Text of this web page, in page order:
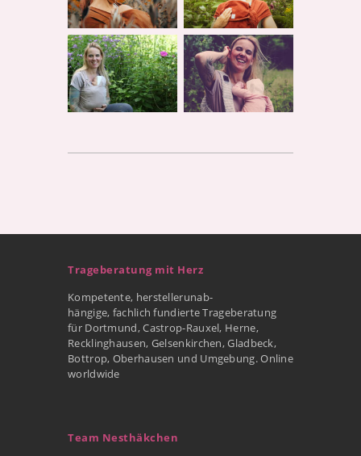
Trageberatung mit Herz
Kompetente, herstellerunab-
hängige, fachlich fundierte Trageberatung
für Dortmund, Castrop-Rauxel, Herne,
Recklinghausen, Gelsenkirchen, Gladbeck,
Bottrop, Oberhausen und Umgebung. Online
worldwide
Team Nesthäkchen